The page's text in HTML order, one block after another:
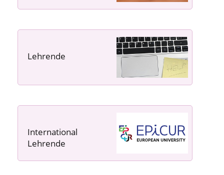
Lehrende
International
Lehrende